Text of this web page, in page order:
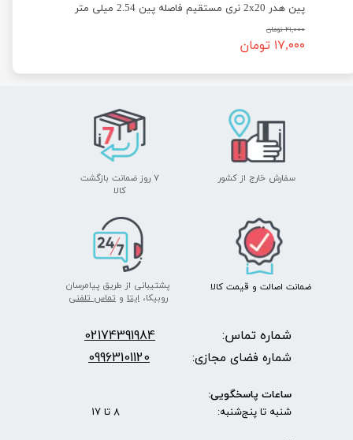
پین هدر 2x20 نری مستقیم فاصله پین 2.54 میلی متر
۲۱,۰۰۰ تومان
۱۷,۰۰۰ تومان
پشتیبانی از طریق پیامرسان
روبیکا،ایتا وتماس تلفنی
سفارش خارج از کشور
۷ روز ضمانت بازگشت
​​​​​​​کالا
ضمانت اصالت و قیمت​​​​​​​ کالا ​​​​​​​
شماره تماس: 02174391984
شماره فضای مجازی: 09963101120
ساعات پاسخگویی:
شنبه تا پنج‌شنبه: 8 تا 17